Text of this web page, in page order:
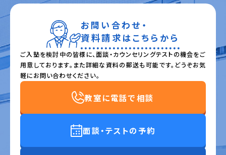
お問い合わせ・
資料請求はこちらから
ご入塾を検討中の皆様に、面談・カウンセリングテストの機会をご
用意しております。また詳細な資料の郵送も可能です。どうぞお気
軽にお問い合わせください。
教室に電話で相談
面談・テストの予約